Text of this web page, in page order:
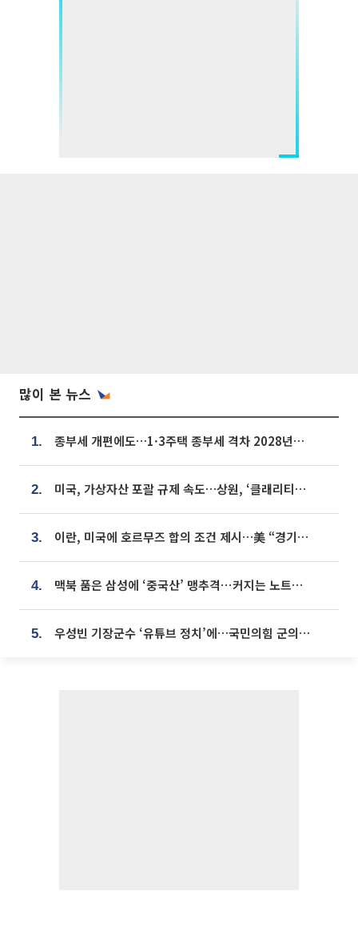
많이 본 뉴스
1. 종부세 개편에도…1·3주택 종부세 격차 2028년부터 확대
2. 미국, 가상자산 포괄 규제 속도…상원, ‘클래리티법’ 9월 절차투표 추진
3. 이란, 미국에 호르무즈 합의 조건 제시…美 “경기 아직 안 끝나” [종합]
4. 맥북 품은 삼성에 ‘중국산’ 맹추격⋯커지는 노트북 OLED 시장
5. 우성빈 기장군수 ‘유튜브 정치’에…국민의힘 군의원들 집단 반발